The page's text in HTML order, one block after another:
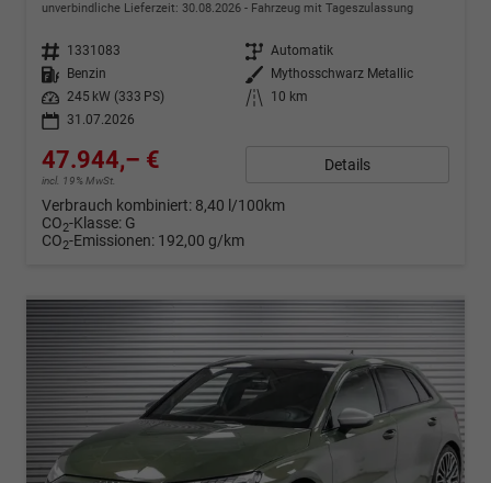
unverbindliche Lieferzeit: 30.08.2026 Fahrzeug mit Tageszulassung
Fahrzeugnr. 1331083 Getriebe Automatik
Kraftstoff
Benzin Außenfarbe
Mythosschwarz Metallic
Leistung
245 kW (333 PS) Kilometerstand
10 km
31.07.2026
47.944,– €
incl. 19% MwSt.
Details
Verbrauch kombiniert: 8,40 l/100km
CO2-Klasse: G
CO2-Emissionen: 192,00 g/km